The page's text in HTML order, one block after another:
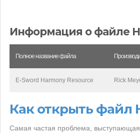
Информация о файле
Полное название файла
E-Sword Harmony Resource Rick
Как открыть файл
Самая частая проблема,